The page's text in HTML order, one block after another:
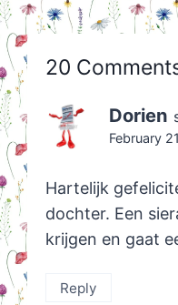
20
Dorien
February
Hartelijk
dochter. Een
krijgen en gaat
Reply